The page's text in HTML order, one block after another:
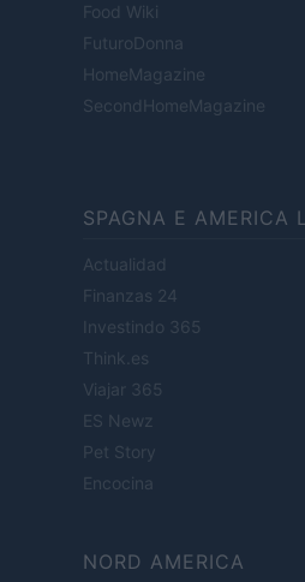
Food Wiki
FuturoDonna
HomeMagazine
SecondHomeMagazine
SPAGNA E AMERICA
Actualidad
Finanzas 24
Investindo 365
Think.es
Viajar 365
ES Newz
Pet Story
Encocina
NORD AMERICA